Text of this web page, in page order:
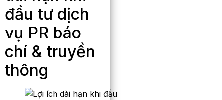
đầu tư dịch
vụ PR báo
chí & truyền
thông